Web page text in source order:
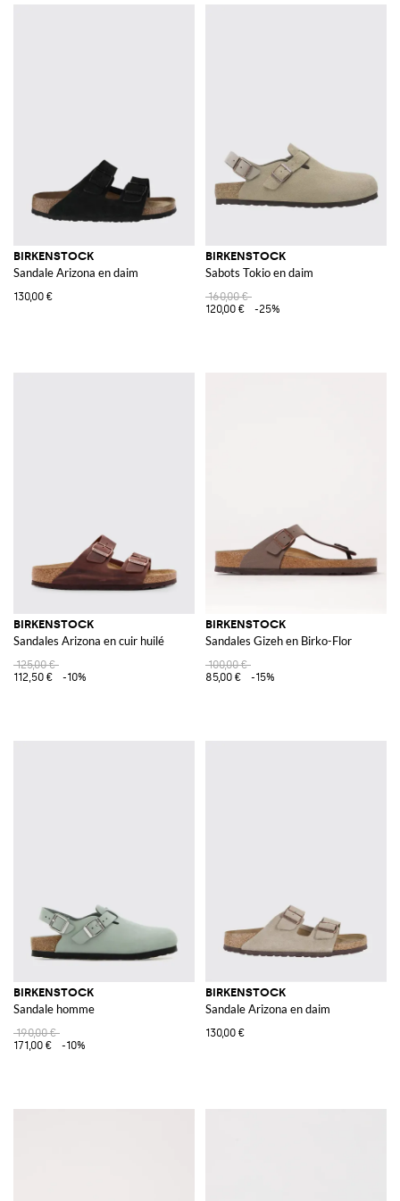
BIRKENSTOCK
Sandale Arizona en daim
130,00 €
BIRKENSTOCK
Sabots Tokio en daim
160,00 €
120,00 €
-25%
BIRKENSTOCK
Sandales Arizona en cuir huilé
125,00 €
112,50 €
-10%
BIRKENSTOCK
Sandales Gizeh en Birko-Flor
100,00 €
85,00 €
-15%
BIRKENSTOCK
Sandale homme
190,00 €
171,00 €
-10%
BIRKENSTOCK
Sandale Arizona en daim
130,00 €